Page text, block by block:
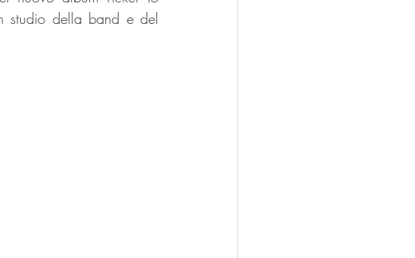
studio della band e del